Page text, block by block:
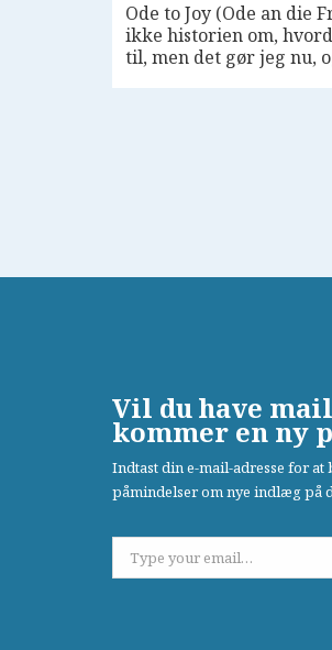
Ode to Joy (Ode an die
ikke historien om,
til, men det gør jeg nu,
Vil du have
kommer en ny
Indtast din e-mail-adresse for
påmindelser om nye indlæg på